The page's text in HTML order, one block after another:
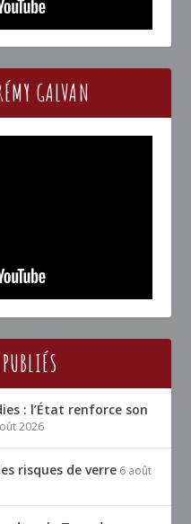
GALVAN
: l’État renforce son
2026
risques de verre 6 août